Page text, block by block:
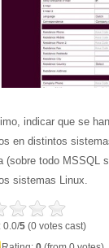
indicar que se
en distintos
(sobre todo MSSQL
sistemas Linux.
0.0/5 (0 votes cast)